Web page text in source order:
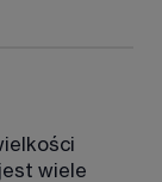
wiele